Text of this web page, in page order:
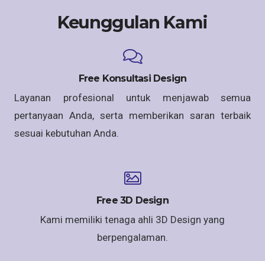
Keunggulan Kami
Free Konsultasi Design
Layanan profesional untuk menjawab semua
pertanyaan Anda, serta memberikan saran terbaik
sesuai kebutuhan Anda.
Free 3D Design
Kami memiliki tenaga ahli 3D Design yang
berpengalaman.